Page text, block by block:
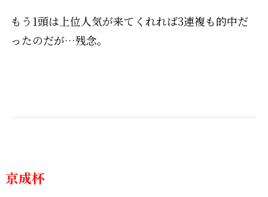
もう1頭は上位人気が来てくれれば3連複も的中だ
ったのだが…残念。
京成杯